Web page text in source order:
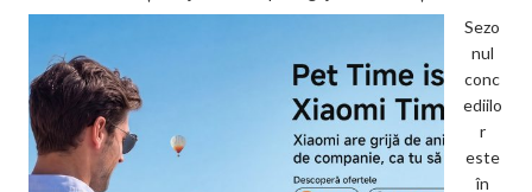
Sezo
nul
conc
ediilo
r
este
în